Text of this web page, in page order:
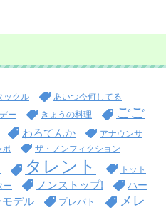
ックル あいつ今何してる
ー きょうの料理
ごご
わろてんか
アナウンサ
ポ ザ・ノンフィクション
タレント
トット
ー ノンストップ!
ハー
デル プレバト
メレ